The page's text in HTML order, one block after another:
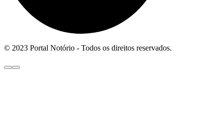
© 2023 Portal Notório - Todos os direitos reservados.